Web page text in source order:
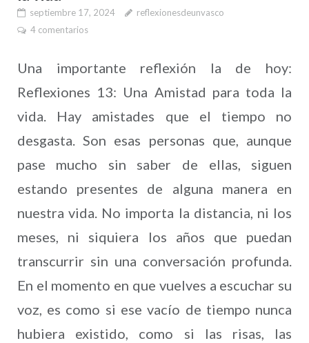
septiembre 17, 2024
reflexionesdeunvasco
4 comentarios
Una importante reflexión la de hoy:
Reflexiones 13: Una Amistad para toda la
vida. Hay amistades que el tiempo no
desgasta. Son esas personas que, aunque
pase mucho sin saber de ellas, siguen
estando presentes de alguna manera en
nuestra vida. No importa la distancia, ni los
meses, ni siquiera los años que puedan
transcurrir sin una conversación profunda.
En el momento en que vuelves a escuchar su
voz, es como si ese vacío de tiempo nunca
hubiera existido, como si las risas, las